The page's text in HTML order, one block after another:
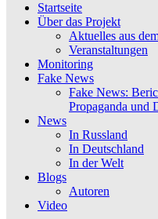
Startseite
Über das Projekt
Aktuelles aus
Veranstaltungen
Monitoring
Fake News
Fake News:
Propaganda und
News
In Russland
In Deutschland
In der Welt
Blogs
Autoren
Video